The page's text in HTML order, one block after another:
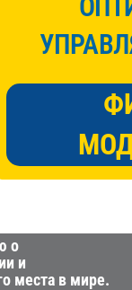
о
и
места в мире.